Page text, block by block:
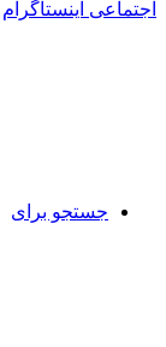
جستجو برای